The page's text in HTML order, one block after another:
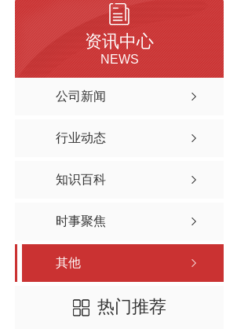
资讯中心
NEWS
公司新闻
行业动态
知识百科
时事聚焦
其他
热门推荐